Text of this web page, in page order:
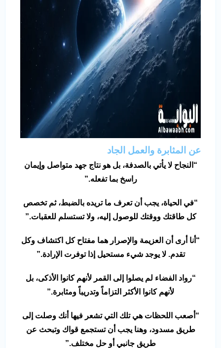
عن المثابرة والعمل الجاد
“ النجاح لا يأتي بالصدفة، بل هو نتاج جهد متواصل وإيمان
راسخ بما تفعله.”
“في الحياة، يجب أن تعرف ما تريده بالضبط، ثم تخصص
كل طاقتك ووقتك للوصول إليه، ولا تستسلم للعقبات.”
“ أنا أرى أن العزيمة والإصرار هما مفتاح كل اكتشاف وكل
تقدم. لا يوجد شيء مستحيل إذا توفرت الإرادة.”
“رواد الفضاء لم يصلوا إلى القمر لأنهم كانوا الأذكى، بل
لأنهم كانوا الأكثر التزاماً وتدريباً ومثابرة.”
“ أصعب اللحظات هي تلك التي تشعر فيها أنك وصلت إلى
طريق مسدود، وهنا يجب أن تستجمع قواك وتبحث عن
طريق جانبي أو حل مختلف.”